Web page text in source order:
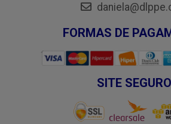
FORMAS DE
SITE SEGURO